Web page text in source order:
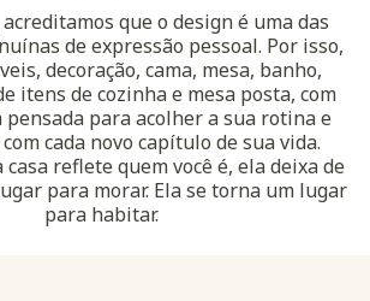
que o design é uma das
de expressão pessoal. Por isso,
decoração, cama, mesa, banho,
itens de cozinha e mesa posta, com
para acolher a sua rotina e
cada novo capítulo de sua vida.
reflete quem você é, ela deixa de
para morar. Ela se torna um lugar
para habitar.